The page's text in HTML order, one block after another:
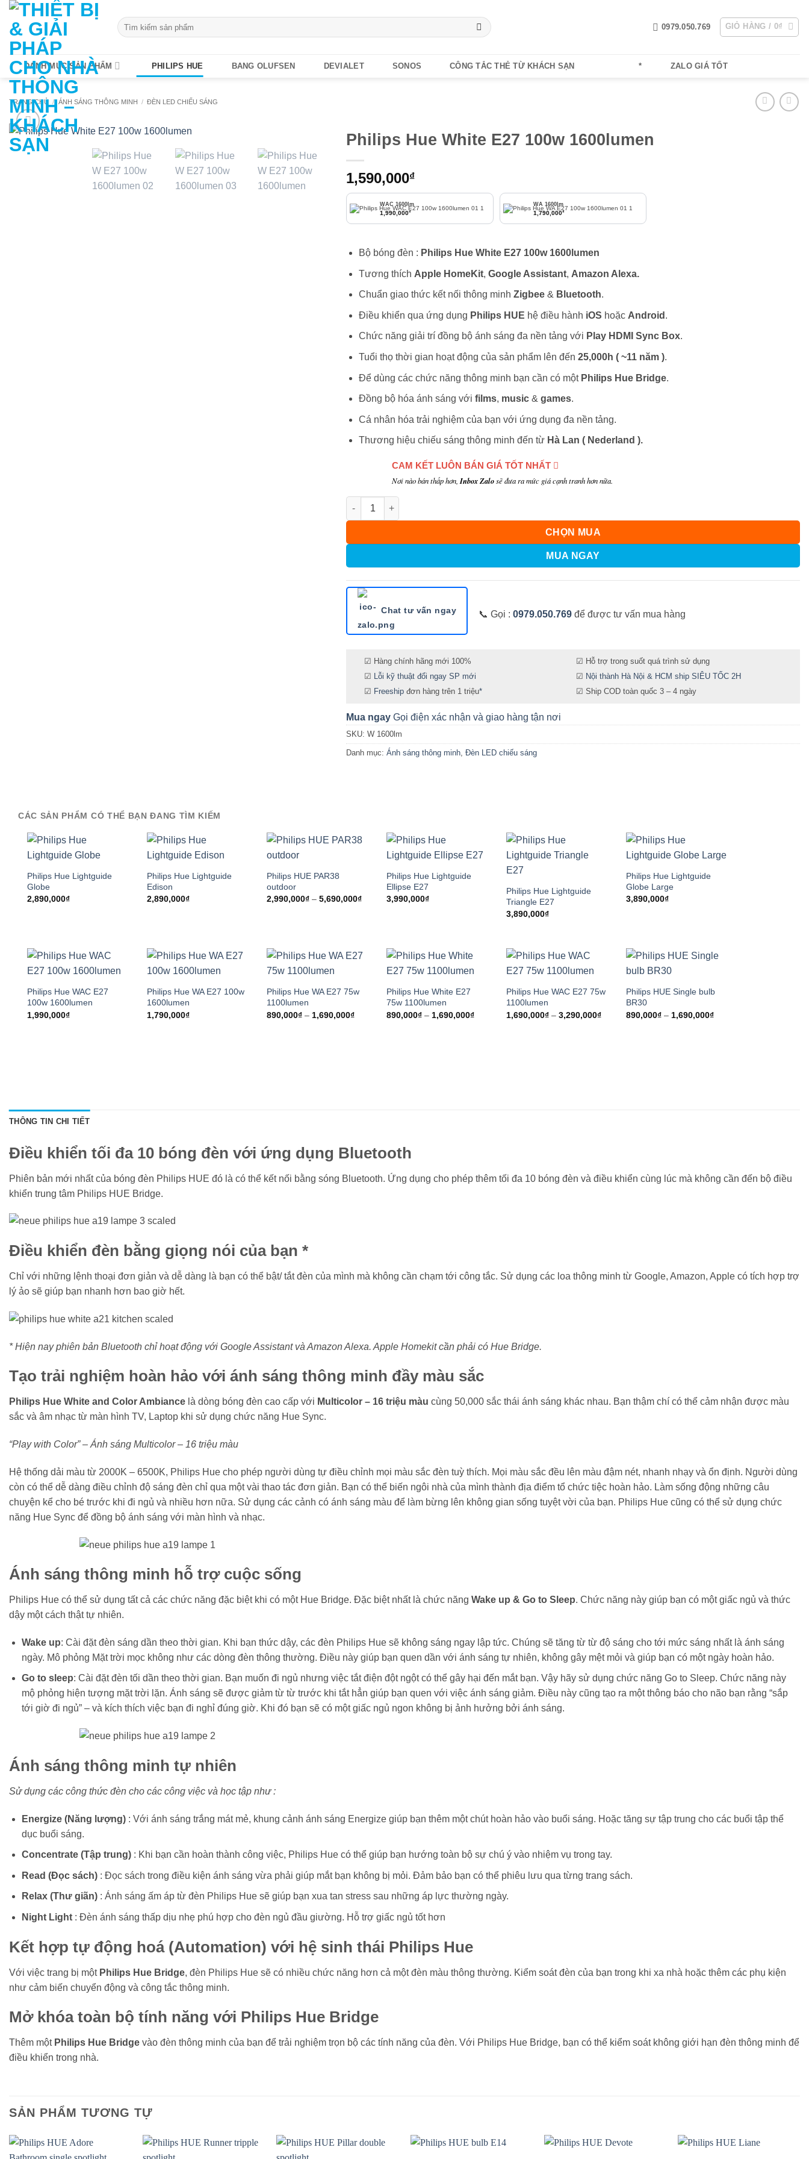
Bỏ
qua
nội
dung
Tìm
kiếm:
0979.050.769 GIỎ HÀNG / 0₫
DANH MỤC SẢN PHẨM PHILIPS HUE BANG OLUFSEN DEVIALET SONOS CÔNG TẮC THẺ TỪ KHÁCH SẠN * ZALO GIÁ TỐT
TRANG CHỦ / ÁNH SÁNG THÔNG MINH / ĐÈN LED CHIẾU SÁNG
Philips Hue White E27 100w 1600lumen
1,590,000₫
WAC 1600lm
1,990,000₫
WA 1600lm
1,790,000₫
Bộ bóng đèn : Philips Hue White E27 100w 1600lumen
Tương thích Apple HomeKit, Google Assistant, Amazon Alexa.
Chuẩn giao thức kết nối thông minh Zigbee& Bluetooth.
Điều khiển qua ứng dụng Philips HUE hệ điều hành iOS hoặc Android .
Chức năng giải trí đồng bộ ánh sáng đa nền tảng với Play HDMI Sync Box.
Tuổi thọ thời gian hoạt động của sản phẩm lên đến 25,000h ( ~11 năm ).
Để dùng các chức năng thông minh bạn cần có một Philips Hue Bridge.
Đồng bộ hóa ánh sáng với films, music& games.
Cá nhân hóa trải nghiệm của bạn với ứng dụng đa nền tảng.
Thương hiệu chiếu sáng thông minh đến từ Hà Lan ( Nederland ).
CAM KẾT LUÔN BÁN GIÁ TỐT NHẤT
Nơi nào bán thấp hơn, Inbox Zalosẽ đưa ra mức giá cạnh tranh hơn nữa.
Số lượng
CHỌN MUA
MUA NGAY
Chat tư vấn ngay 📞 Gọi : 0979.050.769để được tư vấn mua hàng
☑ Hàng chính hãng mới 100%
☑ Hỗ trợ trong suốt quá trình sử dụng
☑
Lỗi kỹ thuật đổi ngay SP mới ☑ Nội thành Hà Nội & HCM ship SIÊU TỐC 2H
☑ Freeship đơn hàng trên 1 triệu* ☑ Ship COD toàn quốc 3 – 4 ngày
Mua ngay Gọi điện xác nhận và giao hàng tận nơi
SKU: W 1600lm
Danh mục: Ánh sáng thông minh Đèn LED chiếu sáng
CÁC SẢN PHẨM CÓ THỂ BẠN ĐANG TÌM KIẾM
Philips Hue Lightguide
Globe
2,890,000₫
Philips Hue Lightguide
Edison
2,890,000₫
Philips HUE PAR38
outdoor
2,990,000₫ – 5,690,000₫Khoảng
Philips Hue Lightguide
Ellipse E27
3,990,000₫
Philips Hue Lightguide
Triangle E27
3,890,000₫
Philips Hue Lightguide
Globe Large
3,890,000₫
Philips Hue WAC E27
100w 1600lumen
1,990,000₫
Philips Hue WA E27 100w
1600lumen
1,790,000₫
Philips Hue WA E27 75w
1100lumen
890,000₫ – 1,690,000₫Khoảng
Philips Hue White E27
75w 1100lumen
890,000₫ – 1,690,000₫Khoảng
Philips Hue WAC E27 75w
1100lumen
1,690,000₫ – 3,290,000₫Khoảng
Philips HUE Single bulb
BR30
890,000₫ – 1,690,000₫Khoảng
THÔNG TIN CHI TIẾT
Điều khiển tối đa 10 bóng đèn với ứng dụng Bluetooth
Phiên bản mới nhất của bóng đèn Philips HUE đó là có thể kết nối bằng sóng Bluetooth. Ứng dụng cho phép thêm tối đa 10 bóng đèn và điều khiển cùng lúc mà không cần đến bộ điều
khiển trung tâm Philips HUE Bridge.
Điều khiển đèn bằng giọng nói của bạn *
Chỉ với những lệnh thoại đơn giản và dễ dàng là bạn có thể bật/ tắt đèn của mình mà không cần chạm tới công tắc. Sử dụng các loa thông minh từ Google, Amazon, Apple có tích hợp trợ
lý ảo sẽ giúp bạn nhanh hơn bao giờ hết.
* Hiện nay phiên bản Bluetooth chỉ hoạt động với Google Assistant và Amazon Alexa. Apple Homekit cần phải có Hue Bridge.
Tạo trải nghiệm hoàn hảo với ánh sáng thông minh đầy màu sắc
Philips Hue White and Color Ambiance là dòng bóng đèn cao cấp với Multicolor – 16 triệu màu cùng 50,000 sắc thái ánh sáng khác nhau. Bạn thậm chí có thể cảm nhận được màu
sắc và âm nhạc từ màn hình TV, Laptop khi sử dụng chức năng Hue Sync.
“Play with Color” – Ánh sáng Multicolor – 16 triệu màu
Hệ thống dải màu từ 2000K – 6500K, Philips Hue cho phép người dùng tự điều chỉnh mọi màu sắc đèn tuỳ thích. Mọi màu sắc đều lên màu đậm nét, nhanh nhạy và ổn định. Người dùng
còn có thể dễ dàng điều chỉnh độ sáng đèn chỉ qua một vài thao tác đơn giản. Bạn có thể biến ngôi nhà của mình thành địa điểm tổ chức tiệc hoàn hảo. Làm sống động những câu
chuyện kể cho bé trước khi đi ngủ và nhiều hơn nữa. Sử dụng các cảnh có ánh sáng màu để làm bừng lên không gian sống tuyệt vời của bạn. Philips Hue cũng có thể sử dụng chức
năng Hue Sync để đồng bộ ánh sáng với màn hình và nhạc.
Ánh sáng thông minh hỗ trợ cuộc sống
Philips Hue có thể sử dụng tất cả các chức năng đặc biệt khi có một Hue Bridge. Đặc biệt nhất là chức năng Wake up & Go to Sleep. Chức năng này giúp bạn có một giấc ngủ và thức
dậy một cách thật tự nhiên.
Wake up: Cài đặt đèn sáng dần theo thời gian. Khi bạn thức dậy, các đèn Philips Hue sẽ không sáng ngay lập tức. Chúng sẽ tăng từ từ độ sáng cho tới mức sáng nhất là ánh sáng
ngày. Mô phỏng Mặt trời mọc không như các dòng đèn thông thường. Điều này giúp bạn quen dần với ánh sáng tự nhiên, không gây mệt mỏi và giúp bạn có một ngày hoàn hảo.
Go to sleep: Cài đặt đèn tối dần theo thời gian. Bạn muốn đi ngủ nhưng việc tắt điện đột ngột có thể gây hại đến mắt bạn. Vậy hãy sử dụng chức năng Go to Sleep. Chức năng này
mộ phỏng hiện tượng mặt trời lặn. Ánh sáng sẽ được giảm từ từ trước khi tắt hẳn giúp bạn quen với việc ánh sáng giảm. Điều này cũng tạo ra một thông báo cho não bạn rằng “sắp
tới giờ đi ngủ” – và kích thích việc bạn đi nghỉ đúng giờ. Khi đó bạn sẽ có một giấc ngủ ngon không bị ảnh hưởng bởi ánh sáng.
Ánh sáng thông minh tự nhiên
Sử dụng các công thức đèn cho các công việc và học tập như :
Energize (Năng lượng): Với ánh sáng trắng mát mẻ, khung cảnh ánh sáng Energize giúp bạn thêm một chút hoàn hảo vào buổi sáng. Hoặc tăng sự tập trung cho các buổi tập thể
dục buổi sáng.
Concentrate (Tập trung): Khi bạn cần hoàn thành công việc, Philips Hue có thể giúp bạn hướng toàn bộ sự chú ý vào nhiệm vụ trong tay.
Read (Đọc sách): Đọc sách trong điều kiện ánh sáng vừa phải giúp mắt bạn không bị mỏi. Đảm bảo bạn có thể phiêu lưu qua từng trang sách.
Relax (Thư giãn): Ánh sáng ấm áp từ đèn Philips Hue sẽ giúp bạn xua tan stress sau những áp lực thường ngày.
Night Light: Đèn ánh sáng thấp dịu nhẹ phú hợp cho đèn ngủ đầu giường. Hỗ trợ giấc ngủ tốt hơn
Kết hợp tự động hoá (Automation) với hệ sinh thái Philips Hue
Với việc trang bị một Philips Hue Bridge, đèn Philips Hue sẽ có nhiều chức năng hơn cả một đèn màu thông thường. Kiểm soát đèn của bạn trong khi xa nhà hoặc thêm các phụ kiện
như cảm biến chuyển động và công tắc thông minh.
Mở khóa toàn bộ tính năng với Philips Hue Bridge
Thêm một Philips Hue Bridge vào đèn thông minh của bạn để trải nghiệm trọn bộ các tính năng của đèn. Với Philips Hue Bridge, bạn có thể kiểm soát không giới hạn đèn thông minh để
điều khiển trong nhà.
SẢN PHẨM TƯƠNG TỰ